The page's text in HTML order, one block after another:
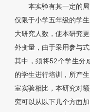
本实验有其一定的
仅限于小学五年级的学
大研究人数，使本研究
外变量，由于采用参与
其中，须将52个学生分
的学生进行培训，所产
室实验相比，本研究对
究可以从以下几个方面